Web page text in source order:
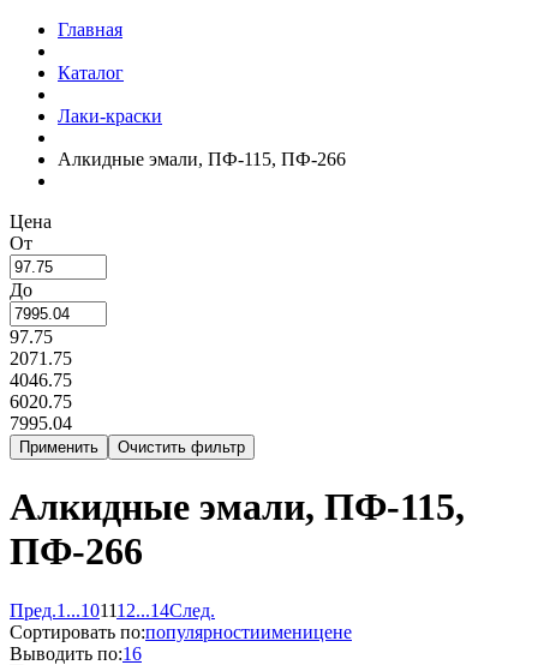
Главная
Каталог
Лаки-краски
Алкидные эмали, ПФ-115, ПФ-266
Цена
От
До
97.75
2071.75
4046.75
6020.75
7995.04
Алкидные эмали, ПФ-115,
ПФ-266
Пред.1 ...101112...14След.
Сортировать по:популярностиименицене
Выводить по:16